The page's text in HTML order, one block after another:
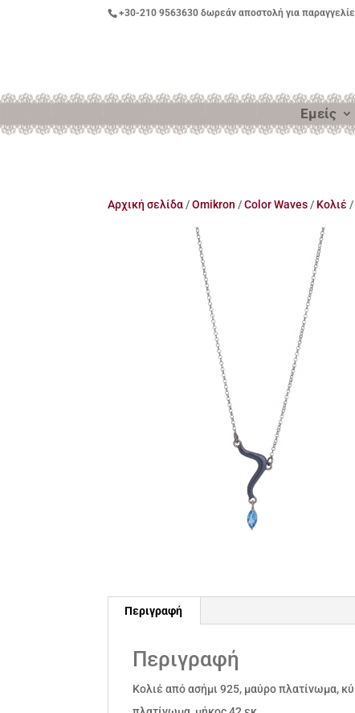
+30-210 9563630 δωρεάν αποστολή για
Εμείς
Αρχική σελίδα /Omikron /Color Waves / Kολιέ
Περιγραφή
Περιγραφή
Κολιέ από ασήμι 925, μαύρο πλατίνωμα,